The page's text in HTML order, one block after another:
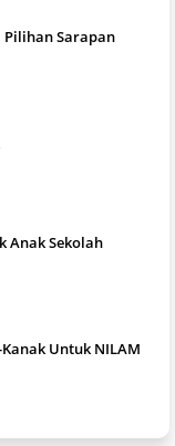
Pilihan Sarapan
Anak Sekolah
Untuk NILAM